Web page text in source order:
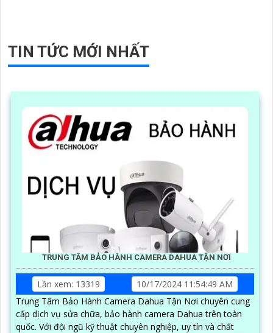
TIN TỨC MỚI NHẤT
TRUNG TÂM BẢO HÀNH CAMERA DAHUA TẬN NƠI
Lần xem: 13319
10/17/2024 11:54:49 AM
Trung Tâm Bảo Hành Camera Dahua Tận Nơi chuyên cung
cấp dịch vụ sửa chữa, bảo hành camera Dahua trên toàn
quốc. Với đội ngũ kỹ thuật chuyên nghiệp, uy tín và chất